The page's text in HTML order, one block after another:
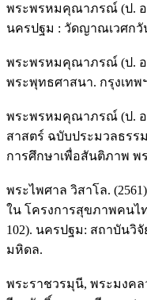
พระพรหมคุณาภรณ์ (ป. อ.
นครปฐม : วัดญาณเวศกวั
พระพรหมคุณาภรณ์ (ป. อ
พระพุทธศาสนา. กรุงเท
พระพรหมคุณาภรณ์ (ป. อ
สาสตร์ ฉบับประมวลธรร
การศึกษาเพื่อสันติภาพ พ
พระไพศาล วิสาโล.
ใน โครงการสุขภาพคนไ
102). นครปฐม: สถาบันวิ
มหิดล.
พระราชวรมุนี, พระมงค